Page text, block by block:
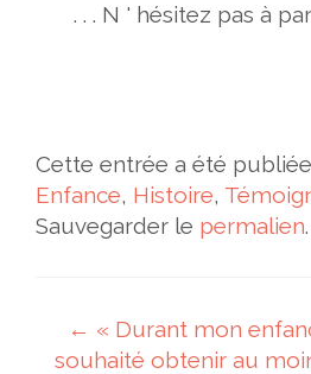
. . . N ' hésitez pas à
Cette entrée a été
Enfance, Histoire,
Sauvegarder le permalien.
Navigation des
← « Durant mon
souhaité obtenir au